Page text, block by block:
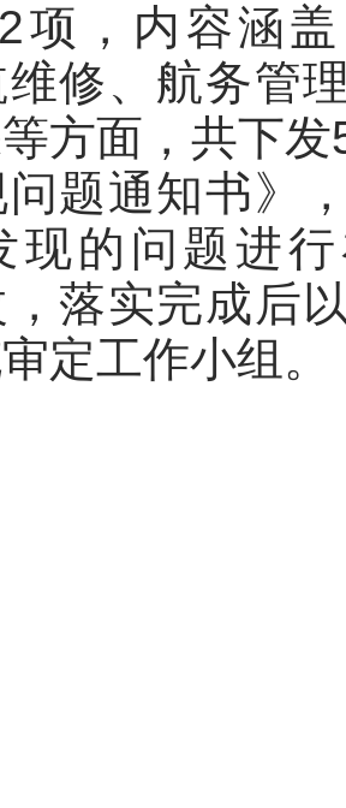
项，内容涵
修、航务管
方面，共下发
题通知书》
现的问题进
落实完成后
定工作小组。